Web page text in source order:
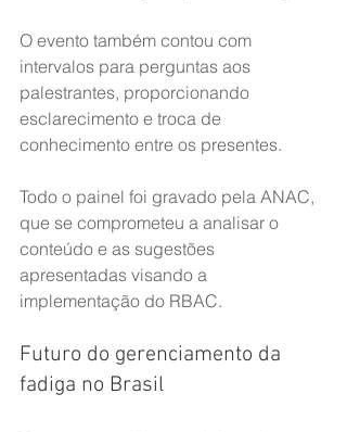
O evento também contou com
intervalos para perguntas aos
palestrantes, proporcionando
esclarecimento e troca de
conhecimento entre os presentes.
Todo o painel foi gravado pela ANAC,
que se comprometeu a analisar o
conteúdo e as sugestões
apresentadas visando a
implementação do RBAC.
Futuro do gerenciamento da
fadiga no Brasil